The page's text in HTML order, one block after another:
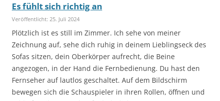
Es fühlt sich richtig an
Veröffentlicht: 25. Juli 2024
Plötzlich ist es still im Zimmer. Ich sehe von meiner
Zeichnung auf, sehe dich ruhig in deinem Lieblingseck des
Sofas sitzen, dein Oberkörper aufrecht, die Beine
angezogen, in der Hand die Fernbedienung. Du hast den
Fernseher auf lautlos geschaltet. Auf dem Bildschirm
bewegen sich die Schauspieler in ihren Rollen, öffnen und